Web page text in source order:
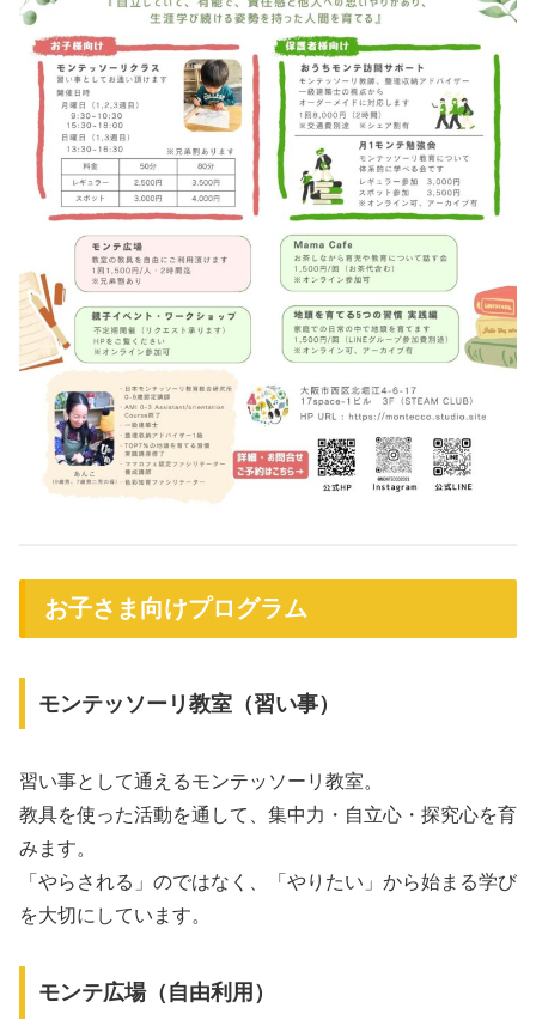
お子さま向けプログラム
モンテッソーリ教室（習い事）
習い事として通えるモンテッソーリ教室。
教具を使った活動を通して、集中力・自立心・探究心を育
みます。
「やらされる」のではなく、「やりたい」から始まる学び
を大切にしています。
モンテ広場（自由利用）